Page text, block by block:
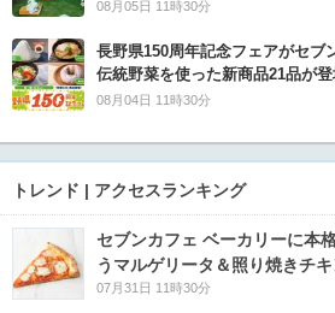
08月05日 11時30分
長野県150周年記念フェアがセ
伝統野菜を使った新商品21品が
08月04日 11時30分
トレンド | アクセスランキング
セブンカフェ ベーカリーに本
うマルゲリータ＆照り焼きチ
07月31日 11時30分